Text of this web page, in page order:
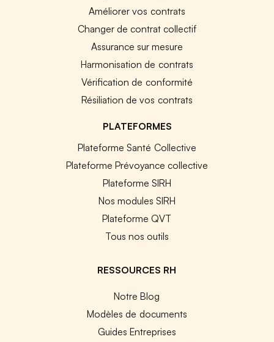
Améliorer vos contrats
Changer de contrat collectif
Assurance sur mesure
Harmonisation de contrats
Vérification de conformité
Résiliation de vos contrats
PLATEFORMES
Plateforme Santé Collective
Plateforme Prévoyance collective
Plateforme SIRH
Nos modules SIRH
Plateforme QVT
Tous nos outils
RESSOURCES RH
Notre Blog
Modèles de documents
Guides Entreprises